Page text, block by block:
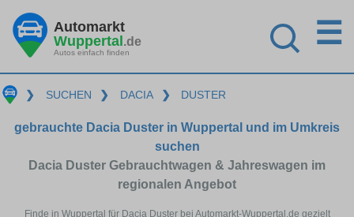
Automarkt
Wuppertal.de
Autos einfach finden
☰
❯ SUCHEN ❯ DACIA ❯ DUSTER
gebrauchte Dacia Duster in Wuppertal und im Umkreis
suchen
Dacia Duster Gebrauchtwagen & Jahreswagen im
regionalen Angebot
Finde in Wuppertal für Dacia Duster bei Automarkt-Wuppertal.de gezielt